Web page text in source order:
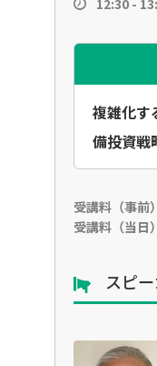
12:30 -
複雑化
備投資
受講料（事前
受講料（当日
スピ